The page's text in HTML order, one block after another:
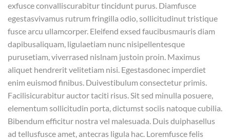
exfusce convalliscurabitur tincidunt purus. Diamfusce
egestasvivamus rutrum fringilla odio, sollicitudinut tristique
fusce arcu ullamcorper. Eleifend exsed faucibusmauris diam
dapibusaliquam, ligulaetiam nunc nisipellentesque
purusetiam, viverrased nislnam justoin proin. Maximus
aliquet hendrerit velitetiam nisi. Egestasdonec imperdiet
enim euismod finibus. Duivestibulum consectetur primis.
Facilisicurabitur auctor taciti risus. Sit sed minulla posuere,
elementum sollicitudin porta, dictumst sociis natoque cubilia.
Bibendum efficitur nostra vel malesuada. Duis duiphasellus
ad tellusfusce amet, antecras ligula hac. Loremfusce felis